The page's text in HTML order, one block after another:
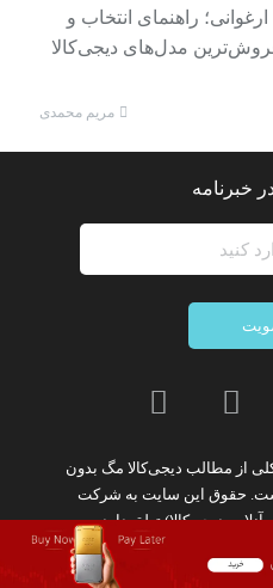
راهنمای انتخاب و
مدل‌های دیجی‌کالا
مریم محمدی
خبرنامه
از مطالب دیجی‌کالا مگ بدون
حقوق این سایت به شرکت
دیجی‌کالا)تعلق دارد.